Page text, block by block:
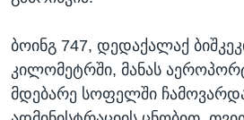
ბოინგ 747, დედაქალაქ
კილომეტრში, მანას
მდებარე სოფელში